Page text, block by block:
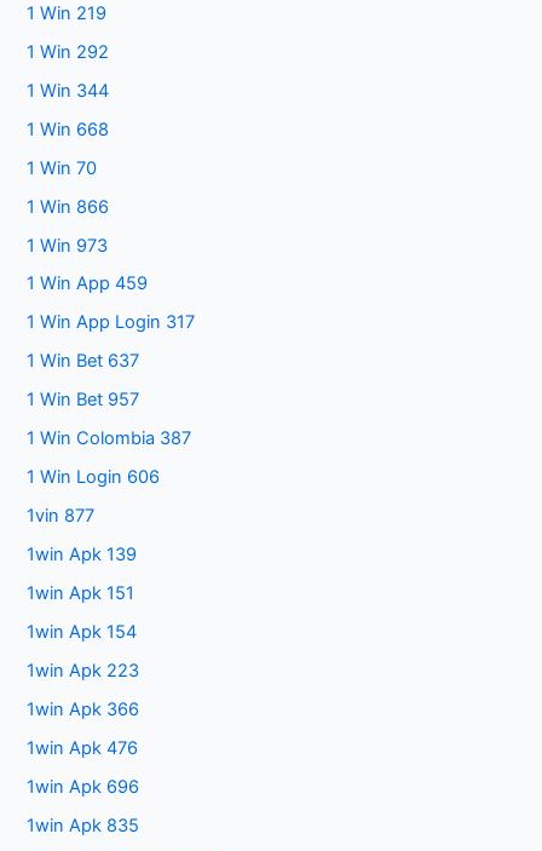
1 Win 219
1 Win 292
1 Win 344
1 Win 668
1 Win 70
1 Win 866
1 Win 973
1 Win App 459
1 Win App Login 317
1 Win Bet 637
1 Win Bet 957
1 Win Colombia 387
1 Win Login 606
1vin 877
1win Apk 139
1win Apk 151
1win Apk 154
1win Apk 223
1win Apk 366
1win Apk 476
1win Apk 696
1win Apk 835